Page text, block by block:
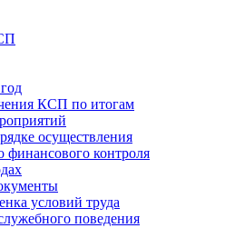
КСП по итогам
осуществления
финансового контроля
условий труда
поведения